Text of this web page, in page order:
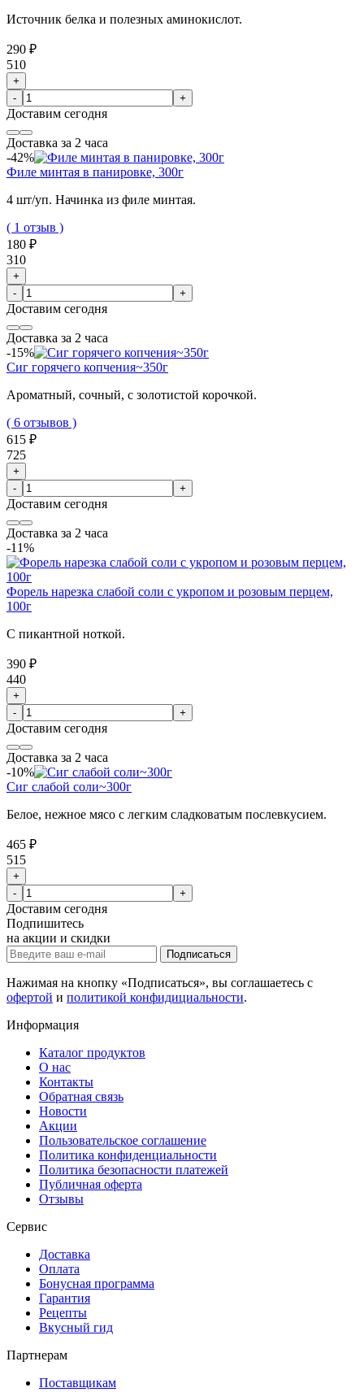
Источник белка и полезных аминокислот.
290 ₽
510
+
-
+
Доставим сегодня
Доставка за 2 часа
-42%
Филе минтая в панировке, 300г
4 шт/уп. Начинка из филе минтая.
( 1 отзыв )
180 ₽
310
+
-
+
Доставим сегодня
Доставка за 2 часа
-15%
Сиг горячего копчения~350г
Ароматный, сочный, с золотистой корочкой.
( 6 отзывов )
615 ₽
725
+
-
+
Доставим сегодня
Доставка за 2 часа
-11%
Форель нарезка слабой соли с укропом и розовым перцем,
100г
С пикантной ноткой.
390 ₽
440
+
-
+
Доставим сегодня
Доставка за 2 часа
-10%
Сиг слабой соли~300г
Белое, нежное мясо с легким сладковатым послевкусием.
465 ₽
515
+
-
+
Доставим сегодня
Подпишитесь
на акции и скидки
Подписаться
Нажимая на кнопку «Подписаться», вы соглашаетесь с
офертой и политикой конфидициальности.
Информация
Каталог продуктов
О нас
Контакты
Обратная связь
Новости
Акции
Пользовательское соглашение
Политика конфиденциальности
Политика безопасности платежей
Публичная оферта
Отзывы
Сервис
Доставка
Оплата
Бонусная программа
Гарантия
Рецепты
Вкусный гид
Партнерам
Поставщикам